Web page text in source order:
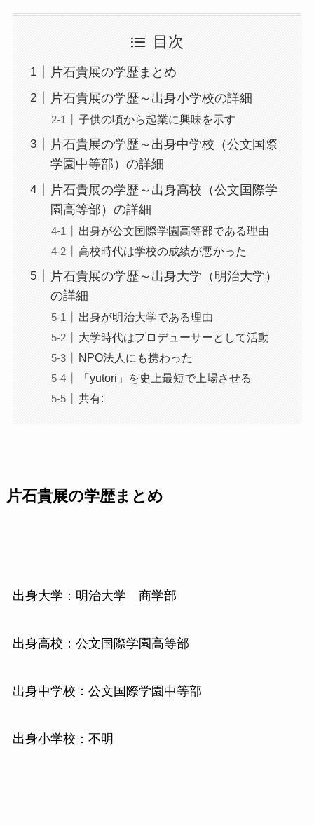
目次
片石貴展の学歴まとめ
片石貴展の学歴～出身小学校の詳細
子供の頃から起業に興味を示す
片石貴展の学歴～出身中学校（公文国際
学園中等部）の詳細
片石貴展の学歴～出身高校（公文国際学
園高等部）の詳細
出身が公文国際学園高等部である理由
高校時代は学校の成績が悪かった
片石貴展の学歴～出身大学（明治大学）
の詳細
出身が明治大学である理由
大学時代はプロデューサーとして活動
NPO法人にも携わった
「yutori」を史上最短で上場させる
共有:
片石貴展の学歴まとめ
出身大学：明治大学 商学部
出身高校：公文国際学園高等部
出身中学校：公文国際学園中等部
出身小学校：不明